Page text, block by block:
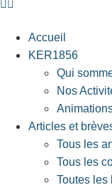
Accueil
KER1856
Qui
Nos
Articles et
Tous les
Tous les
Toutes les